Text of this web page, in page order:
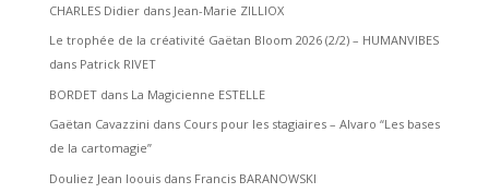
CHARLES Didierdans Jean-Marie ZILLIOX
Le trophée de la créativité Gaëtan Bloom 2026 (2/2) – HUMANVIBES
dans Patrick RIVET
BORDETdans La Magicienne ESTELLE
Gaëtan Cavazzini dans Cours pour les stagiaires – Alvaro “Les bases
de la cartomagie”
Douliez Jean loouisdans Francis BARANOWSKI